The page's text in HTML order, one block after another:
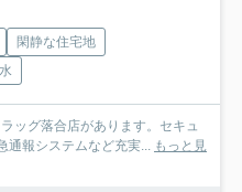
閑静な住宅地
ッグ落合店があります。セキュ
通報システムなど充実... もっと見